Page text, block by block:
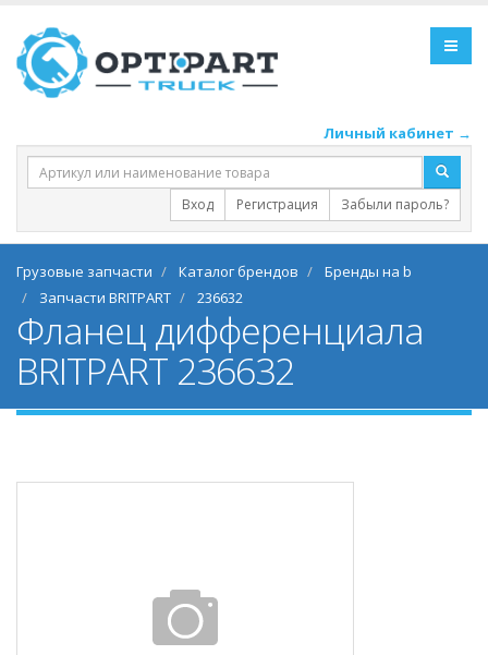
Личный кабинет →
Вход Регистрация Забыли пароль?
Грузовые запчасти Каталог брендов
Бренды на b
Запчасти BRITPART
236632
Фланец дифференциала
BRITPART 236632